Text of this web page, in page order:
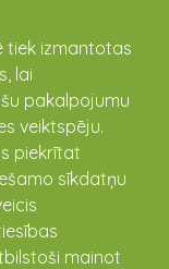
tiek izmantotas
lai
pakalpojumu
veiktspēju.
piekrītat
sīkdatņu
mainot